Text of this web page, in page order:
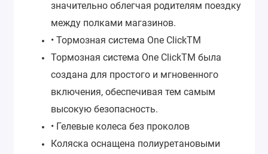
значительно облегчая родителям поездку
между полками магазинов.
• Тормозная система One ClickTM
Тормозная система One ClickTM была
создана для простого и мгновенного
включения, обеспечивая тем самым
высокую безопасность.
• Гелевые колеса без проколов
Коляска оснащена полиуретановыми